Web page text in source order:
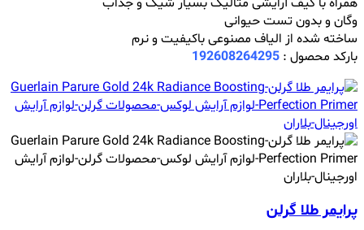
وگان و بدون تست حیوانی
ساخته شده از الیاف مصنوعی باکیفیت و نرم
بارکد محصول : 192608264295
پرایمر طلا گرلن